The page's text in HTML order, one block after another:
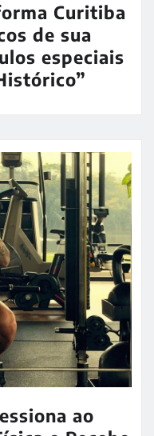
Curitiba
de sua
especiais
ao